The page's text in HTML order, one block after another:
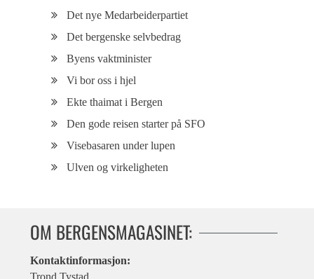
Det nye Medarbeiderpartiet
Det bergenske selvbedrag
Byens vaktminister
Vi bor oss i hjel
Ekte thaimat i Bergen
Den gode reisen starter på SFO
Visebasaren under lupen
Ulven og virkeligheten
OM BERGENSMAGASINET:
Kontaktinformasjon:
Trond Tystad